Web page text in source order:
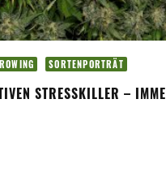
SORTENPORTRÄT
STRESSKILLER –